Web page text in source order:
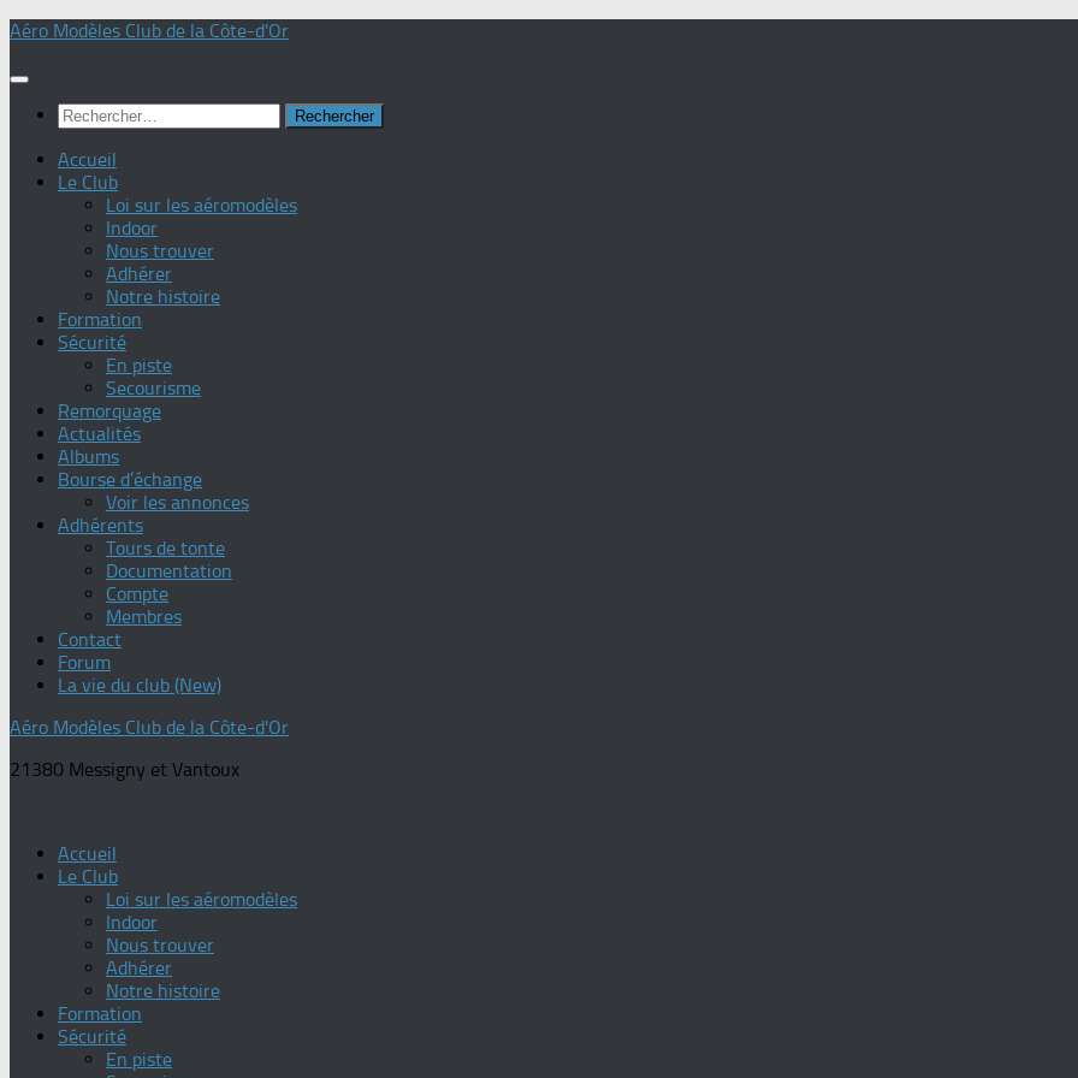
Skip
content
Aéro Modèles Club de la Côte-d'Or
Rechercher :
Accueil
Le Club
Loi sur les aéromodèles
Indoor
Nous trouver
Adhérer
Notre histoire
Formation
Sécurité
En piste
Secourisme
Remorquage
Actualités
Albums
Bourse d’échange
Voir les annonces
Adhérents
Tours de tonte
Documentation
Compte
Membres
Contact
Forum
La vie du club (New)
Aéro Modèles Club de la Côte-d'Or
21380 Messigny et Vantoux
Accueil
Le Club
Loi sur les aéromodèles
Indoor
Nous trouver
Adhérer
Notre histoire
Formation
Sécurité
En piste